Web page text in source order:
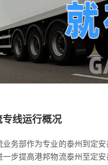
线运行概况
务部作为专业的泰州到定
一步提高港邦物流泰州至定